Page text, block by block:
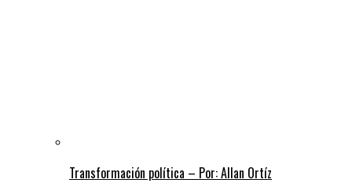
Transformación política – Por: Allan Ortíz